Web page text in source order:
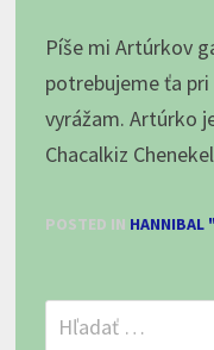
Píše mi Artúrkov
potrebujeme ťa
vyrážam. Artúrko
Chacalkiz
POSTED IN HANNIBAL
Hľadať: